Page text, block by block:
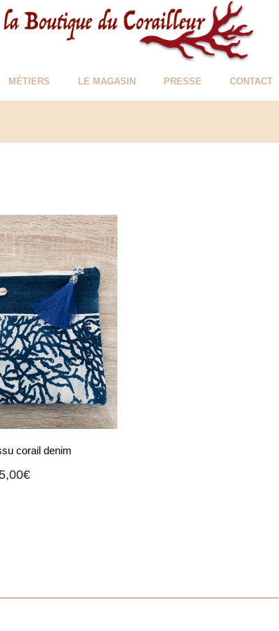
MÉTIERS LE MAGASIN PRESSE CONTACT
corail denim
€